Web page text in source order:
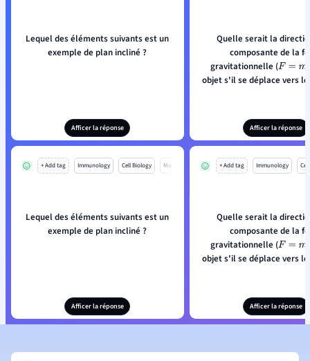
Lequel des éléments suivants est un
exemple de plan incliné ?
Afficer la réponse
Quelle serait la
composante de la
gravitationnelle (F= mg
objet s'il se déplace vers
Afficer la réponse
+ Add tag Immunology Cell Biology Mo
Lequel des éléments suivants est un
exemple de plan incliné ?
Afficer la réponse
+ Add tag Immunology
Quelle serait la
composante de la
gravitationnelle (F= mg
objet s'il se déplace vers
Afficer la réponse